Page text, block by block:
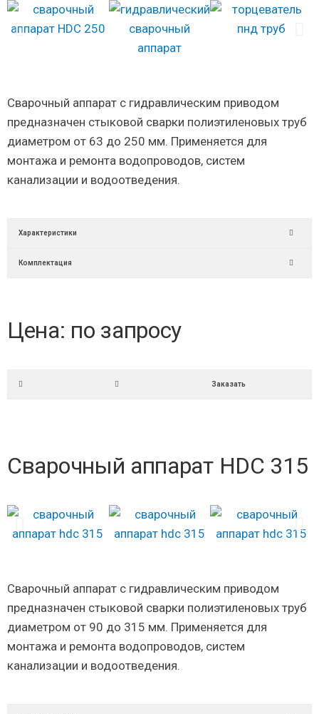
Сварочный аппарат с гидравлическим приводом
предназначен стыковой сварки полиэтиленовых труб
диаметром от 63 до 250 мм. Применяется для
монтажа и ремонта водопроводов, систем
канализации и водоотведения.
Характеристики
Комплектация
Цена: по запросу
Заказать
Сварочный аппарат HDC 315
Сварочный аппарат с гидравлическим приводом
предназначен стыковой сварки полиэтиленовых труб
диаметром от 90 до 315 мм. Применяется для
монтажа и ремонта водопроводов, систем
канализации и водоотведения.